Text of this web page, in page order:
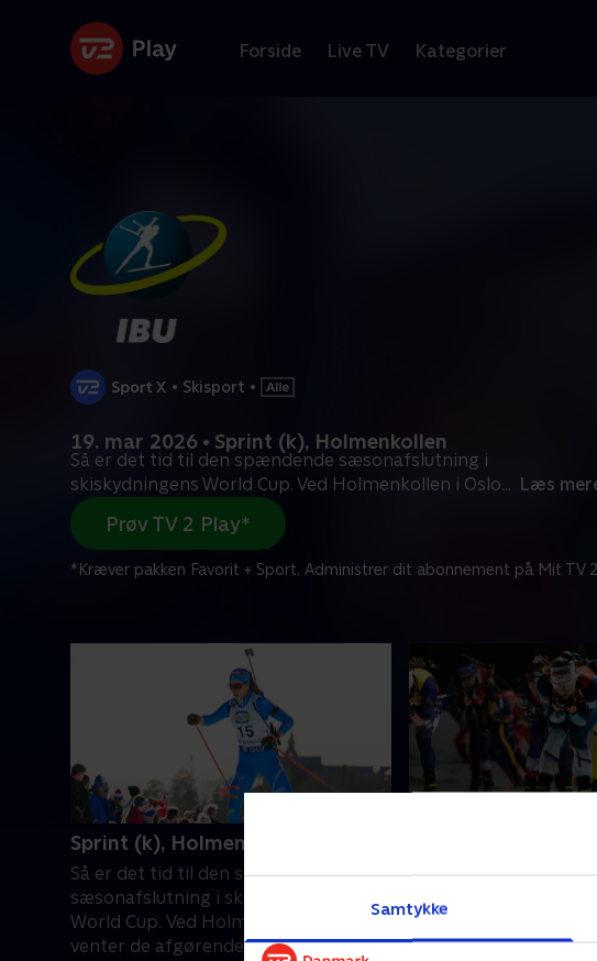
Samtykke
Forside Live TV Kategorier
• Skisport •
19. mar 2026 • Sprint (k), Holmenkollen
Så er det tid til den spændende sæsonafslutning i
skiskydningens World Cup. Ved Holmenkollen i Oslo... Læs
Prøv TV 2 Play*
*Kræver pakken Favorit + Sport. Administrer dit abonnement på Mit TV
Sprint (k), Holmenkollen
Så er det tid til den spændende
sæsonafslutning i skiskydningens
World Cup. Ved Holmenkollen i Oslo
venter de afgørende løb.
Det tjekkiske
Mestro lægger sne til
af World Cuppen. Her
verdens bedste